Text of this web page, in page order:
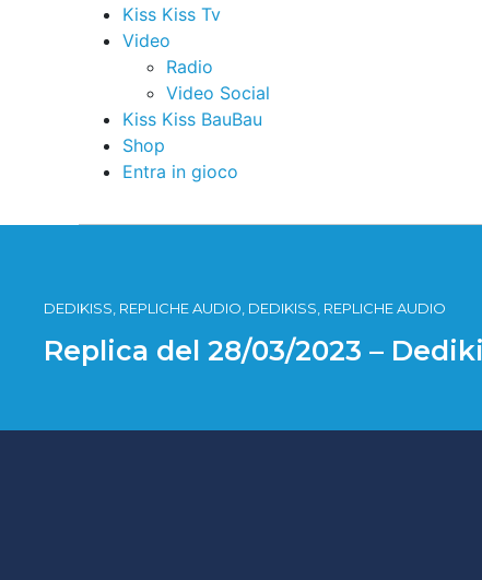
Kiss Kiss Tv
Video
Radio
Video Social
Kiss Kiss BauBau
Shop
Entra in gioco
DEDIKISS, REPLICHE AUDIO, DEDIKISS, REPLICHE AUDIO
Replica del 28/03/2023 –